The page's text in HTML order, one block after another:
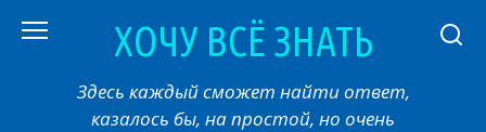
ХОЧУ ВСЁ ЗНАТЬ
Здесь каждый сможет найти ответ,
казалось бы, на простой, но очень